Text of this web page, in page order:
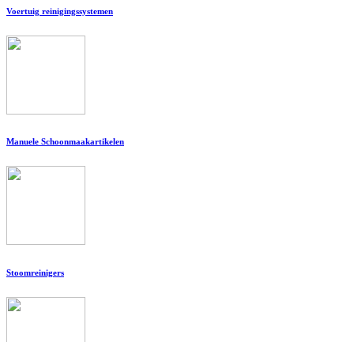
Voertuig reinigingssystemen
Manuele Schoonmaakartikelen
Stoomreinigers